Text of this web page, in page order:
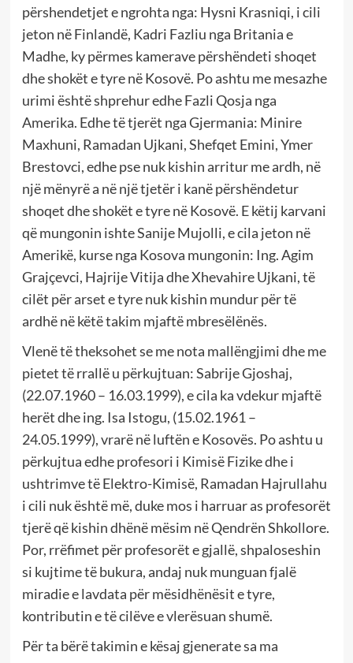
përshendetjet e ngrohta nga: Hysni Krasniqi, i cili
jeton në Finlandë, Kadri Fazliu nga Britania e
Madhe, ky përmes kamerave përshëndeti shoqet
dhe shokët e tyre në Kosovë. Po ashtu me mesazhe
urimi është shprehur edhe Fazli Qosja nga
Amerika. Edhe të tjerët nga Gjermania: Minire
Maxhuni, Ramadan Ujkani, Shefqet Emini, Ymer
Brestovci, edhe pse nuk kishin arritur me ardh, në
një mënyrë a në një tjetër i kanë përshëndetur
shoqet dhe shokët e tyre në Kosovë. E këtij karvani
që mungonin ishte Sanije Mujolli, e cila jeton në
Amerikë, kurse nga Kosova mungonin: Ing. Agim
Grajçevci, Hajrije Vitija dhe Xhevahire Ujkani, të
cilët për arset e tyre nuk kishin mundur për të
ardhë në këtë takim mjaftë mbresëlënës.
Vlenë të theksohet se me nota mallëngjimi dhe me
pietet të rrallë u përkujtuan: Sabrije Gjoshaj,
(22.07.1960 – 16.03.1999), e cila ka vdekur mjaftë
herët dhe ing. Isa Istogu, (15.02.1961 –
24.05.1999), vrarë në luftën e Kosovës. Po ashtu u
përkujtua edhe profesori i Kimisë Fizike dhe i
ushtrimve të Elektro-Kimisë, Ramadan Hajrullahu
i cili nuk është më, duke mos i harruar as profesorët
tjerë që kishin dhënë mësim në Qendrën Shkollore.
Por, rrëfimet për profesorët e gjallë, shpaloseshin
si kujtime të bukura, andaj nuk munguan fjalë
miradie e lavdata për mësidhënësit e tyre,
kontributin e të cilëve e vlerësuan shumë.
Për ta bërë takimin e kësaj gjenerate sa ma